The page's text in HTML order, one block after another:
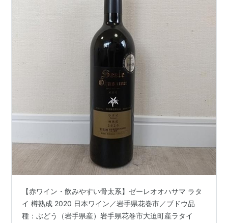
【赤ワイン・飲みやすい骨太系】ゼーレオオハサマ ラタ
イ 樽熟成 2020 日本ワイン／岩手県花巻市／ブドウ品
種：ぶどう（岩手県産）岩手県花巻市大迫町産ラタイ